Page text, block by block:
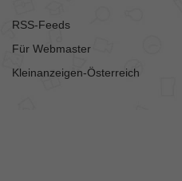
RSS-Feeds
Für Webmaster
Kleinanzeigen-Österreich